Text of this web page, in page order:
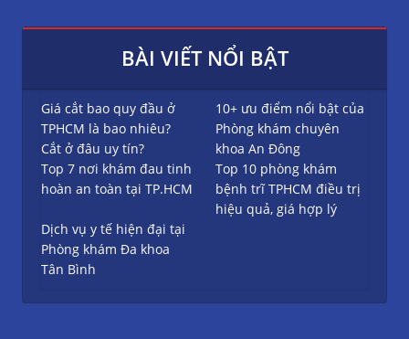
BÀI VIẾT NỔI BẬT
Giá cắt bao quy đầu ở
TPHCM là bao nhiêu?
Cắt ở đâu uy tín?
10+ ưu điểm nổi bật của
Phòng khám chuyên
khoa An Đông
Top 7 nơi khám đau tinh
hoàn an toàn tại TP.HCM
Top 10 phòng khám
bệnh trĩ TPHCM điều trị
hiệu quả, giá hợp lý
Dịch vụ y tế hiện đại tại
Phòng khám Đa khoa
Tân Bình